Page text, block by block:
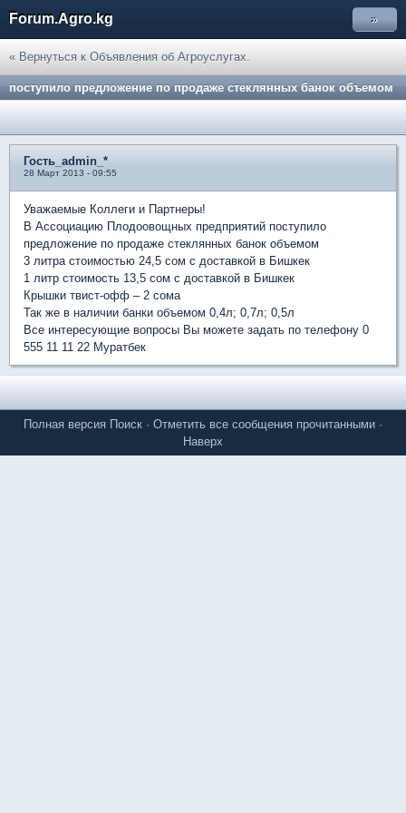
Forum.Agro.kg »
« Вернуться к Объявления об Агроуслугах.
поступило предложение по продаже стеклянных банок объемом
Гость_admin_*
28 Март 2013 - 09:55
Уважаемые Коллеги и Партнеры!
В Ассоциацию Плодоовощных предприятий поступило
предложение по продаже стеклянных банок объемом
3 литра стоимостью 24,5 сом с доставкой в Бишкек
1 литр стоимость 13,5 сом с доставкой в Бишкек
Крышки твист-офф – 2 сома
Так же в наличии банки объемом 0,4л; 0,7л; 0,5л
Все интересующие вопросы Вы можете задать по телефону 0
555 11 11 22 Муратбек
Полная версия Поиск · Отметить все сообщения прочитанными ·
Наверх